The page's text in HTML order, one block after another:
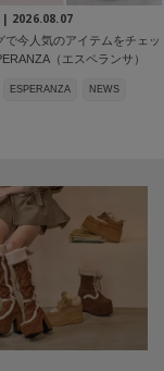
| 2026.08.07
で今人気のアイテムをチェッ
（エスペランサ）
ESPERANZA NEWS